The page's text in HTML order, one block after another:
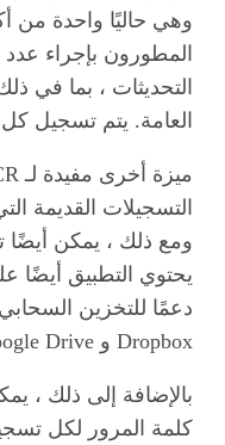
وهي حاليًا واحدة من
المطورون بإجراء
التحديثات ، بما في
العامة. يتم تسجيل كل
التسجيلات القديمة
ومع ذلك ، يمكن أيضًا
دعمًا للتخزين
Dropbox و Google Drive وما إلى ذلك.
بالإضافة إلى ذلك ،
كلمة المرور لكل